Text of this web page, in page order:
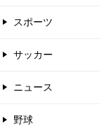
スポーツ
サッカー
ニュース
野球